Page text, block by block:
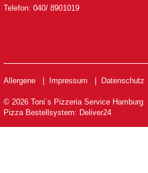
Telefon: 040/ 8901019
Allergene Impressum Datenschutz
© 2026 Toni´s Pizzeria Service Hamburg
Pizza Bestellsystem: Deliver24